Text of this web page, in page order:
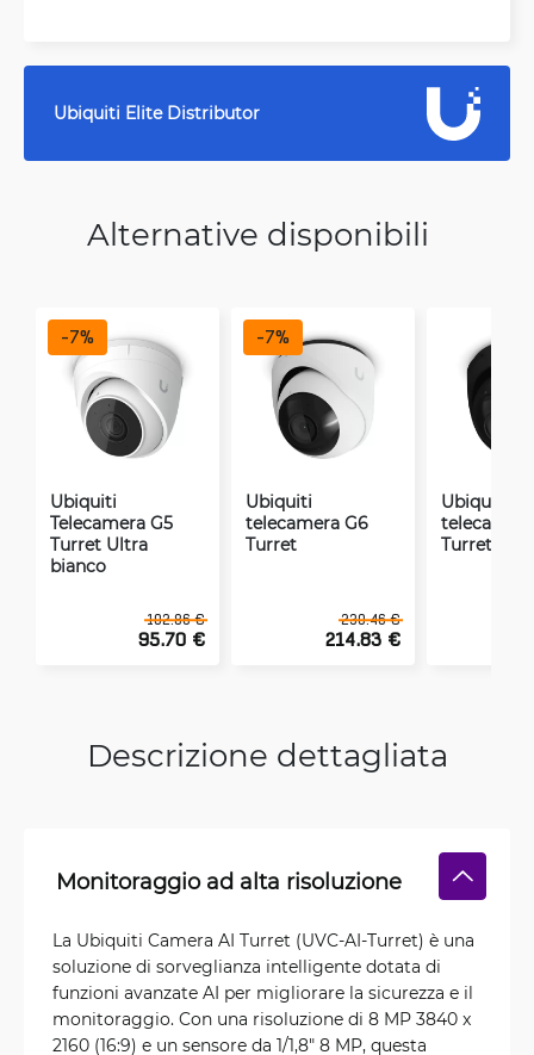
Ubiquiti Elite Distributor
Alternative disponibili
Ubiquiti
Telecamera G5
Turret Ultra
bianco
102.86 €
95.70 €
-7%
Ubiquiti
telecamera G6
Turret
230.46 €
214.83 €
-7%
Ubiquiti
Turret nera
Descrizione dettagliata
Monitoraggio ad alta risoluzione
La Ubiquiti Camera AI Turret (UVC-AI-Turret) è una
soluzione di sorveglianza intelligente dotata di
funzioni avanzate AI per migliorare la sicurezza e il
monitoraggio. Con una risoluzione di 8 MP 3840 x
2160 (16:9) e un sensore da 1/1,8" 8 MP, questa